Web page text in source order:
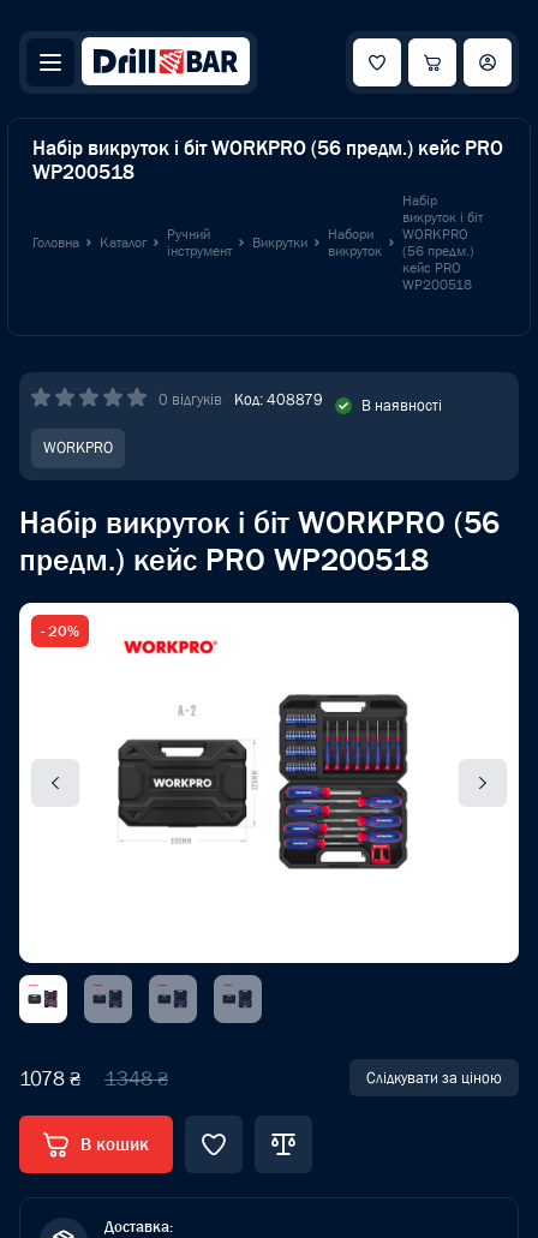
Набір викруток і біт WORKPRO (56 предм.) кейс PRO
WP200518
Головна Каталог
Ручний
інструмент
Викрутки
Набори
викруток
Набір
викруток і біт
WORKPRO
(56 предм.)
кейс PRO
WP200518
0 відгуків Код: 408879 В наявності
WORKPRO
Набір викруток і біт WORKPRO (56
предм.) кейс PRO WP200518
- 20%
1078 ₴ 1348 ₴ Слідкувати за ціною
В кошик
Доставка: